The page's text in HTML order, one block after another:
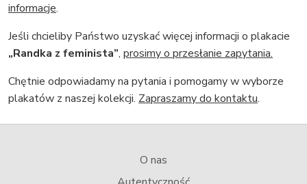
informacje.
Jeśli chcieliby Państwo uzyskać więcej informacji o plakacie
„Randka z feminista”, prosimy o przesłanie zapytania.
Chętnie odpowiadamy na pytania i pomogamy w wyborze
plakatów z naszej kolekcji. Zapraszamy do kontaktu.
O nas